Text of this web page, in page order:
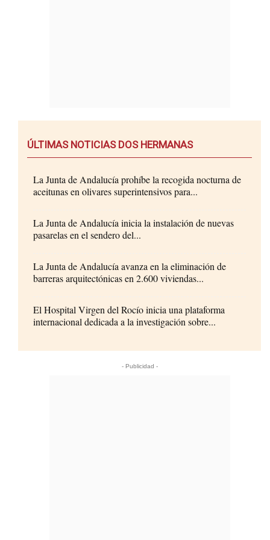
ÚLTIMAS NOTICIAS DOS HERMANAS
La Junta de Andalucía prohíbe la recogida nocturna de
aceitunas en olivares superintensivos para...
La Junta de Andalucía inicia la instalación de nuevas
pasarelas en el sendero del...
La Junta de Andalucía avanza en la eliminación de
barreras arquitectónicas en 2.600 viviendas...
El Hospital Virgen del Rocío inicia una plataforma
internacional dedicada a la investigación sobre...
- Publicidad -